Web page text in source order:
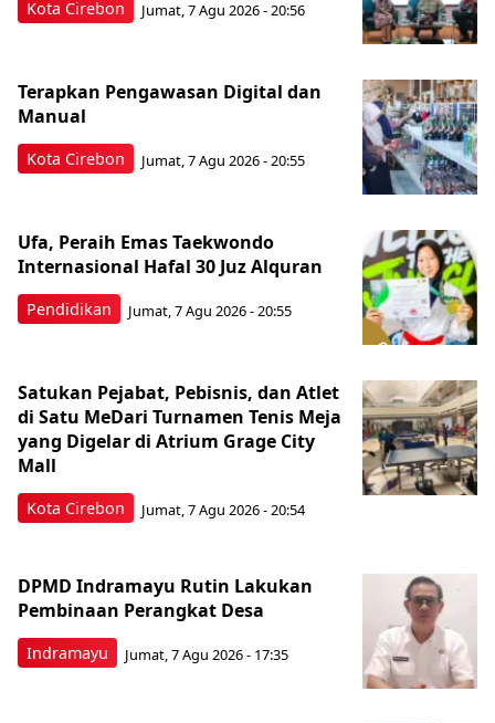
Kota Cirebon Jumat, 7 Agu 2026 - 20:56
Kota Cirebon
Terapkan Pengawasan Digital dan
Manual
Jumat, 7 Agu 2026 - 20:55
Pendidikan
Ufa, Peraih Emas Taekwondo
Internasional Hafal 30 Juz Alquran
Jumat, 7 Agu 2026 - 20:55
Kota Cirebon
Satukan Pejabat, Pebisnis, dan Atlet
di Satu MeDari Turnamen Tenis Meja
yang Digelar di Atrium Grage City
Mall
Jumat, 7 Agu 2026 - 20:54
Indramayu
DPMD Indramayu Rutin Lakukan
Pembinaan Perangkat Desa
Jumat, 7 Agu 2026 - 17:35